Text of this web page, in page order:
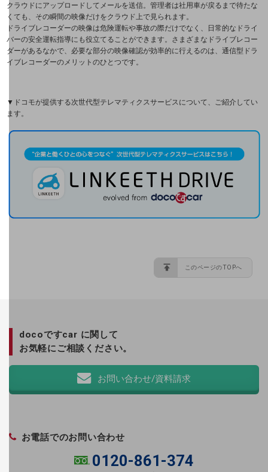
サービス・ソリューション
課題やニーズに合ったサービスをご紹介し、
中堅中小企業のビジネスをサポート！
お悩みから見つける
お悩みから見つけるTOP
モバイル・音声
セキュリティ
その他のお悩みはこちら
建設業
NTTドコモビジネス
オンラインショップ
クラウドにアップロードしてメールを送信。管理者は社用車が戻るまで待たな
くても、その瞬間の映像だけをクラウド上で見られます。
ドライブレコーダーの映像は危険運転や事故の際だけでなく、日常的なドライ
バーの安全運転指導にも役立てることができます。さまざまなドライブレコー
ダーがあるなかで、必要な部分の映像確認が効率的に行えるのは、通信型ドラ
イブレコーダーのメリットのひとつです。
▼ドコモが提供する次世代型テレマティクスサービスについて、ご紹介してい
ます。
このページのTOPへ
docoですcar に関して
お気軽にご相談ください。
お問い合わせ/資料請求
お電話でのお問い合わせ
0120-861-374